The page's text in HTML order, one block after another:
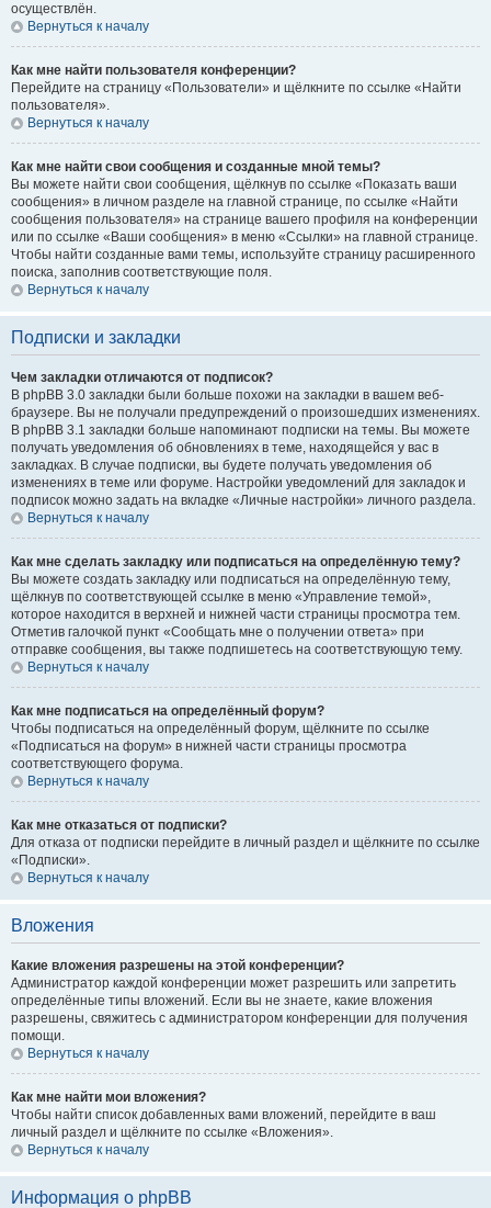
осуществлён.
Вернуться к началу
Как мне найти пользователя конференции?
Перейдите на страницу «Пользователи» и щёлкните по ссылке «Найти
пользователя».
Вернуться к началу
Как мне найти свои сообщения и созданные мной темы?
Вы можете найти свои сообщения, щёлкнув по ссылке «Показать ваши
сообщения» в личном разделе на главной странице, по ссылке «Найти
сообщения пользователя» на странице вашего профиля на конференции
или по ссылке «Ваши сообщения» в меню «Ссылки» на главной странице.
Чтобы найти созданные вами темы, используйте страницу расширенного
поиска, заполнив соответствующие поля.
Вернуться к началу
Подписки и закладки
Чем закладки отличаются от подписок?
В phpBB 3.0 закладки были больше похожи на закладки в вашем веб-
браузере. Вы не получали предупреждений о произошедших изменениях.
В phpBB 3.1 закладки больше напоминают подписки на темы. Вы можете
получать уведомления об обновлениях в теме, находящейся у вас в
закладках. В случае подписки, вы будете получать уведомления об
изменениях в теме или форуме. Настройки уведомлений для закладок и
подписок можно задать на вкладке «Личные настройки» личного раздела.
Вернуться к началу
Как мне сделать закладку или подписаться на определённую тему?
Вы можете создать закладку или подписаться на определённую тему,
щёлкнув по соответствующей ссылке в меню «Управление темой»,
которое находится в верхней и нижней части страницы просмотра тем.
Отметив галочкой пункт «Сообщать мне о получении ответа» при
отправке сообщения, вы также подпишетесь на соответствующую тему.
Вернуться к началу
Как мне подписаться на определённый форум?
Чтобы подписаться на определённый форум, щёлкните по ссылке
«Подписаться на форум» в нижней части страницы просмотра
соответствующего форума.
Вернуться к началу
Как мне отказаться от подписки?
Для отказа от подписки перейдите в личный раздел и щёлкните по ссылке
«Подписки».
Вернуться к началу
Вложения
Какие вложения разрешены на этой конференции?
Администратор каждой конференции может разрешить или запретить
определённые типы вложений. Если вы не знаете, какие вложения
разрешены, свяжитесь с администратором конференции для получения
помощи.
Вернуться к началу
Как мне найти мои вложения?
Чтобы найти список добавленных вами вложений, перейдите в ваш
личный раздел и щёлкните по ссылке «Вложения».
Вернуться к началу
Информация о phpBB